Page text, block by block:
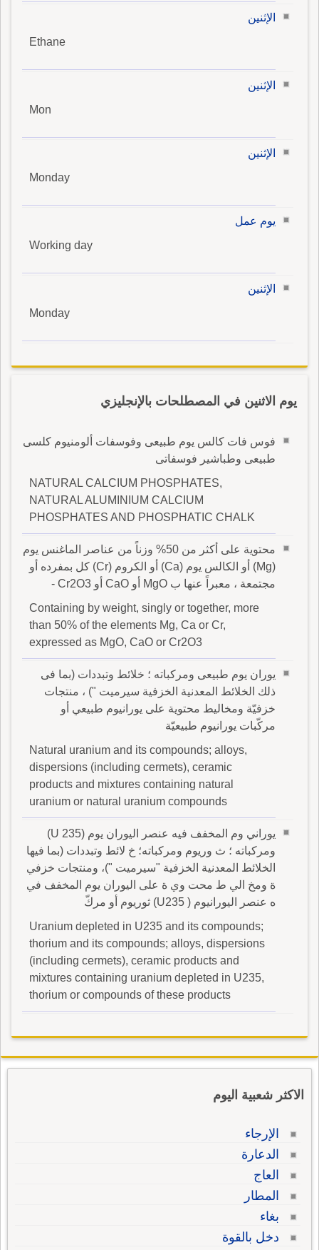
الإثنين
Ethane
الإثنين
Mon
الإثنين
Monday
يوم عمل
Working day
الإثنين
Monday
يوم الاثنين في المصطلحات بالإنجليزي
فوس فات كالس يوم طبيعى وفوسفات ألومنيوم كلسى
طبيعى وطباشير فوسفاتى
NATURAL CALCIUM PHOSPHATES,
NATURAL ALUMINIUM CALCIUM
PHOSPHATES AND PHOSPHATIC CHALK
محتوية على أكثر من 50% وزناً من عناصر الماغنس يوم
(Mg) أو الكالس يوم (Ca) أو الكروم (Cr) كل بمفرده أو
مجتمعة ، معبراً عنها ب MgO أو CaO أو Cr2O3 -
Containing by weight, singly or together, more
than 50% of the elements Mg, Ca or Cr,
expressed as MgO, CaO or Cr2O3
يوران يوم طبيعى ومركباته ؛ خلائط وتبددات (بما فى
ذلك الخلائط المعدنية الخزفية سيرميت ") ، منتجات
خزفيّة ومخاليط محتوية على يورانيوم طبيعي أو
مركّبات يورانيوم طبيعيّة
Natural uranium and its compounds; alloys,
dispersions (including cermets), ceramic
products and mixtures containing natural
uranium or natural uranium compounds
يوراني وم المخفف فيه عنصر اليوران يوم (U 235)
ومركباته ؛ ث وريوم ومركباته؛ خ لائط وتبددات (بما فيها
الخلائط المعدنية الخزفية "سيرميت ")، ومنتجات خزفي
ة ومخ الي ط محت وي ة على اليوران يوم المخفف في
ه عنصر اليورانيوم ( U235) ثوريوم أو مركّ
Uranium depleted in U235 and its compounds;
thorium and its compounds; alloys, dispersions
(including cermets), ceramic products and
mixtures containing uranium depleted in U235,
thorium or compounds of these products
الاكثر شعبية اليوم
الإرجاء
الدعارة
العاج
المطار
بغاء
دخل بالقوة